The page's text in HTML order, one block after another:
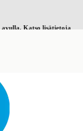
avulla. Katso lisätietoja